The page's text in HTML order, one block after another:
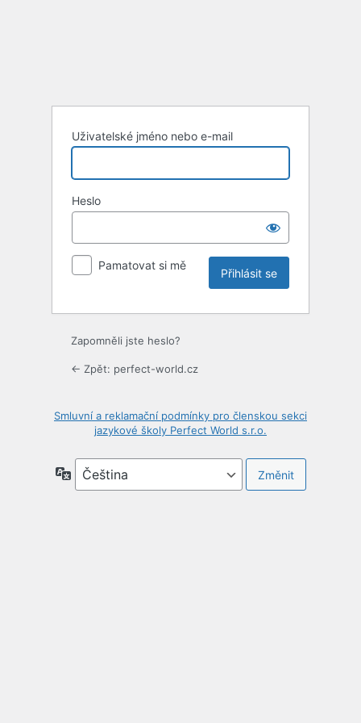
Uživatelské jméno nebo e-mail
Heslo
Pamatovat si mě
Zapomněli jste heslo?
← Zpět: perfect-world.cz
Smluvní a reklamační podmínky pro členskou sekci
jazykové školy Perfect World s.r.o.
Jazyky